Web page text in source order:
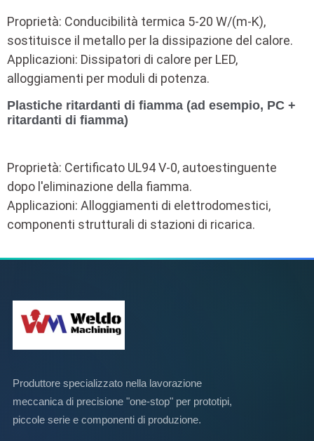
Proprietà: Conducibilità termica 5-20 W/(m-K),
sostituisce il metallo per la dissipazione del calore.
Applicazioni: Dissipatori di calore per LED,
alloggiamenti per moduli di potenza.
Plastiche ritardanti di fiamma (ad esempio, PC +
ritardanti di fiamma)
Proprietà: Certificato UL94 V-0, autoestinguente
dopo l'eliminazione della fiamma.
Applicazioni: Alloggiamenti di elettrodomestici,
componenti strutturali di stazioni di ricarica.
Produttore specializzato nella lavorazione
meccanica di precisione "one-stop" per prototipi,
piccole serie e componenti di produzione.